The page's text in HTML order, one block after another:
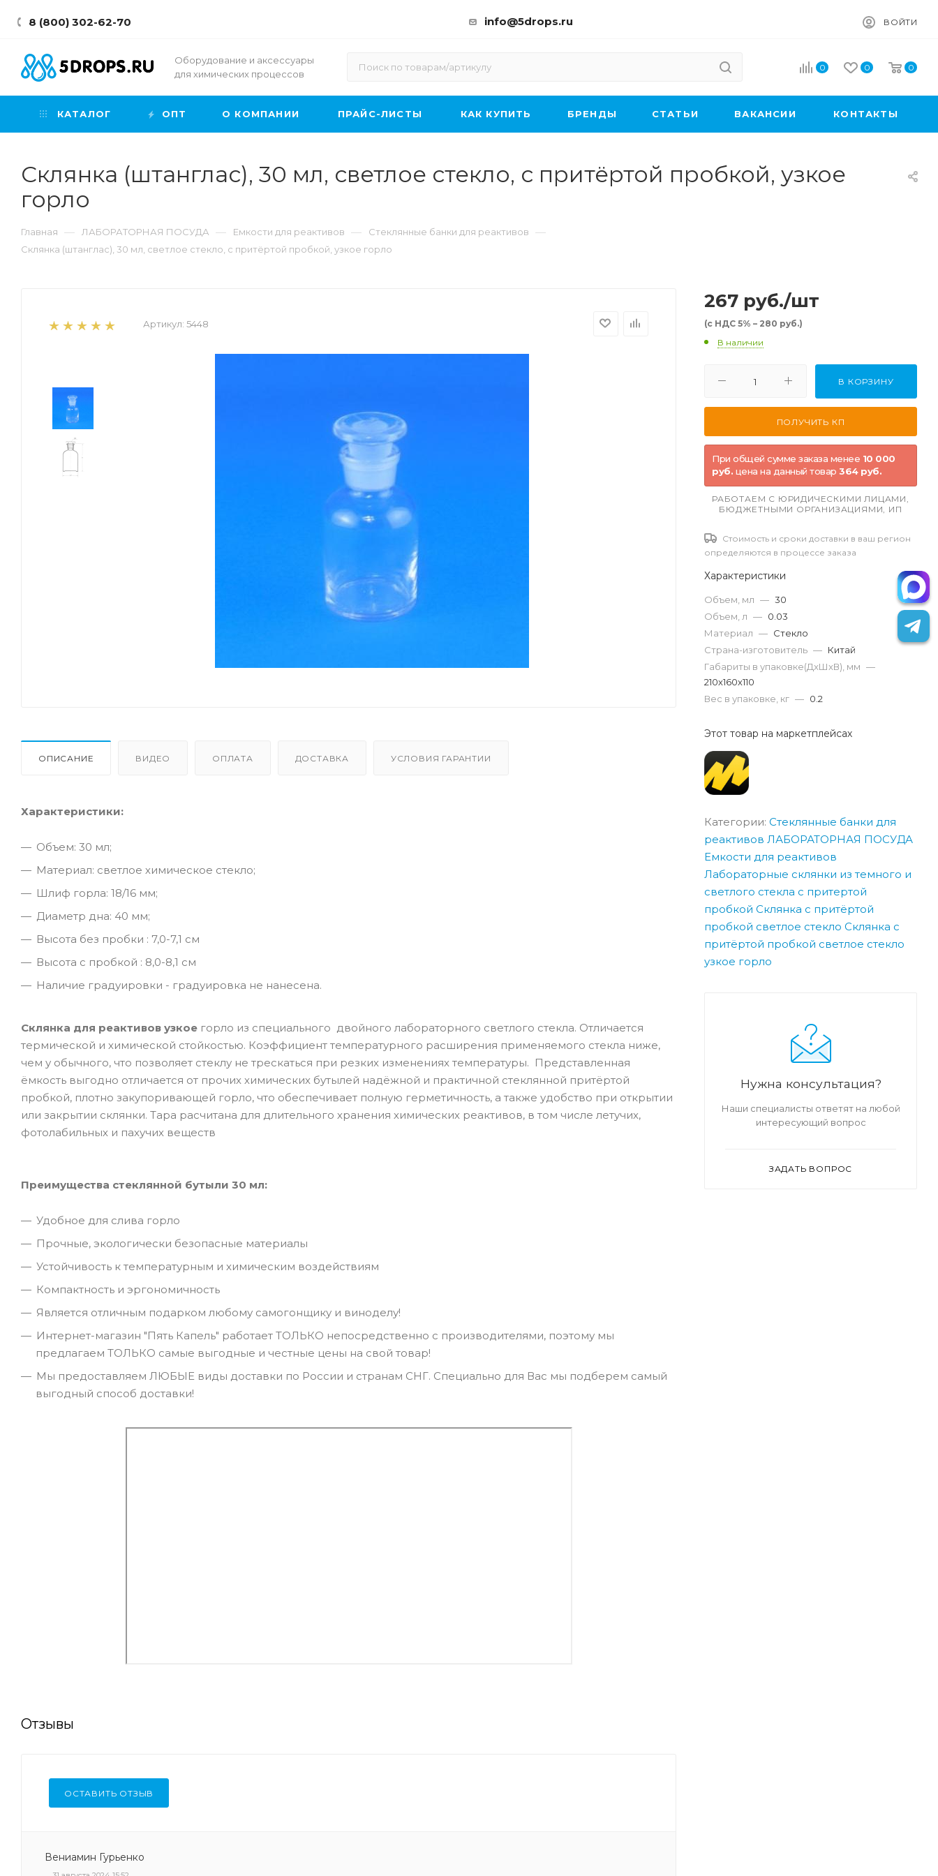
8 (800) 302-62-70 ВОЙТИ
info@5drops.ru
Оборудование и аксессуары
для химических процессов
0 0 0
КАТАЛОГ ОПТ О КОМПАНИИ ПРАЙС-ЛИСТЫ КАК КУПИТЬ БРЕНДЫ CТАТЬИ ВАКАНСИИ КОНТАКТЫ
Склянка (штанглас), 30 мл, светлое стекло, с притёртой пробкой, узкое
горло
Главная — ЛАБОРАТОРНАЯ ПОСУДА — Емкости для реактивов — Стеклянные банки для реактивов —
Склянка (штанглас), 30 мл, светлое стекло, с притёртой пробкой, узкое горло
Артикул: 5448
ОПИСАНИЕ ВИДЕО ОПЛАТА ДОСТАВКА УСЛОВИЯ ГАРАНТИИ
Характеристики:
Объем: 30 мл;
Материал: светлое химическое стекло;
Шлиф горла: 18/16 мм;
Диаметр дна: 40 мм;
Высота без пробки : 7,0-7,1 см
Высота с пробкой : 8,0-8,1 см
Наличие градуировки - градуировка не нанесена.
Склянка для реактивов узкое горло из специального двойного лабораторного светлого стекла. Отличается
термической и химической стойкостью. Коэффициент температурного расширения применяемого стекла ниже,
чем у обычного, что позволяет стеклу не трескаться при резких изменениях температуры. Представленная
ёмкость выгодно отличается от прочих химических бутылей надёжной и практичной стеклянной притёртой
пробкой, плотно закупоривающей горло, что обеспечивает полную герметичность, а также удобство при открытии
или закрытии склянки. Тара расчитана для длительного хранения химических реактивов, в том числе летучих,
фотолабильных и пахучих веществ
Преимущества стеклянной бутыли 30 мл:
Удобное для слива горло
Прочные, экологически безопасные материалы
Устойчивость к температурным и химическим воздействиям
Компактность и эргономичность
Является отличным подарком любому самогонщику и виноделу!
Интернет-магазин "Пять Капель" работает ТОЛЬКО непосредственно с производителями, поэтому мы
предлагаем ТОЛЬКО самые выгодные и честные цены на свой товар!
Мы предоставляем ЛЮБЫЕ виды доставки по России и странам СНГ. Специально для Вас мы подберем самый
выгодный способ доставки!
Отзывы
ОСТАВИТЬ ОТЗЫВ
Вениамин Гурьенко
267 руб./шт
(с НДС 5% – 280 руб.)
В наличии
В КОРЗИНУ
При общей сумме заказа менее 10 000
руб. цена на данный товар 364 руб.
РАБОТАЕМ С ЮРИДИЧЕСКИМИ ЛИЦАМИ,
БЮДЖЕТНЫМИ ОРГАНИЗАЦИЯМИ, ИП
Стоимость и сроки доставки в ваш регион
определяются в процессе заказа
Характеристики
Объем, мл — 30
Объем, л — 0.03
Материал — Стекло
Страна-изготовитель — Китай
Габариты в упаковке(ДxШxВ), мм —
210х160х110
Вес в упаковке, кг — 0.2
Этот товар на маркетплейсах
Категории: Стеклянные банки для
реактивов ЛАБОРАТОРНАЯ ПОСУДА
Емкости для реактивов
Лабораторные склянки из темного и
светлого стекла с притертой
пробкой Склянка с притёртой
пробкой светлое стекло Склянка с
притёртой пробкой светлое стекло
узкое горло
Нужна консультация?
Наши специалисты ответят на любой
интересующий вопрос
ЗАДАТЬ ВОПРОС